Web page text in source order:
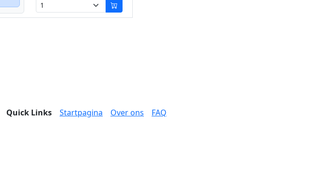
Quick Links Startpagina Over ons FAQ